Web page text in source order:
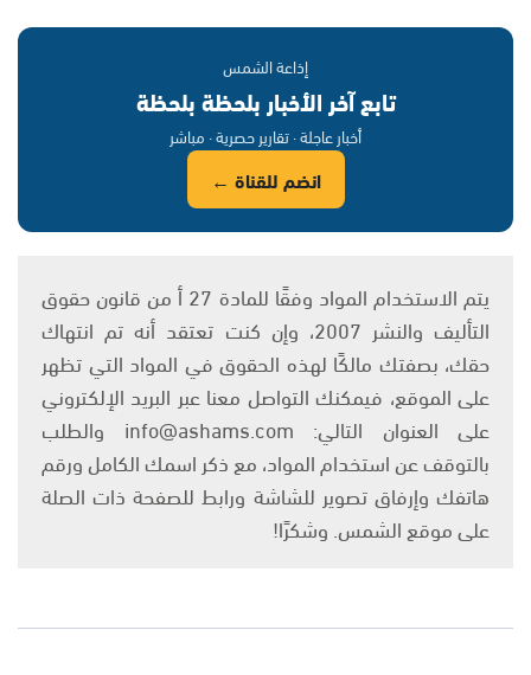
إذاعة الشمس
تابع آخر الأخبار بلحظة بلحظة
أخبار عاجلة · تقارير حصرية · مباشر
انضم للقناة ←
يتم الاستخدام المواد وفقًا للمادة 27 أ من قانون حقوق
التأليف والنشر 2007، وإن كنت تعتقد أنه تم انتهاك
حقك، بصفتك مالكًا لهذه الحقوق في المواد التي تظهر
على الموقع، فيمكنك التواصل معنا عبر البريد الإلكتروني
على العنوان التالي: info@ashams.com والطلب
بالتوقف عن استخدام المواد، مع ذكر اسمك الكامل ورقم
هاتفك وإرفاق تصوير للشاشة ورابط للصفحة ذات الصلة
على موقع الشمس. وشكرًا!